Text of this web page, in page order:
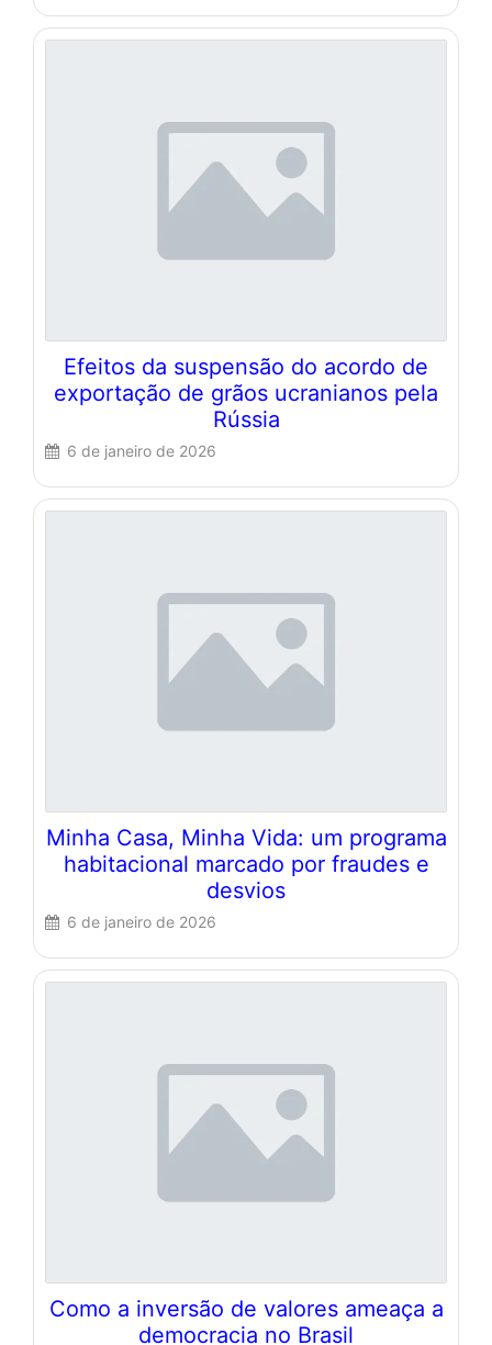
Efeitos da suspensão do acordo de
exportação de grãos ucranianos pela
Rússia
6 de janeiro de 2026
Minha Casa, Minha Vida: um programa
habitacional marcado por fraudes e
desvios
6 de janeiro de 2026
Como a inversão de valores ameaça a
democracia no Brasil